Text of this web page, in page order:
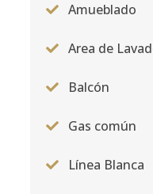
Amueblado
Area de
Balcón
Gas común
Línea Blanca